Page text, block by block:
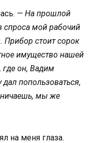
— На прошлой
спроса мой рабочий
Прибор стоит сорок
имущество нашей
где он, Вадим
дал попользоваться,
мы же
на меня глаза.